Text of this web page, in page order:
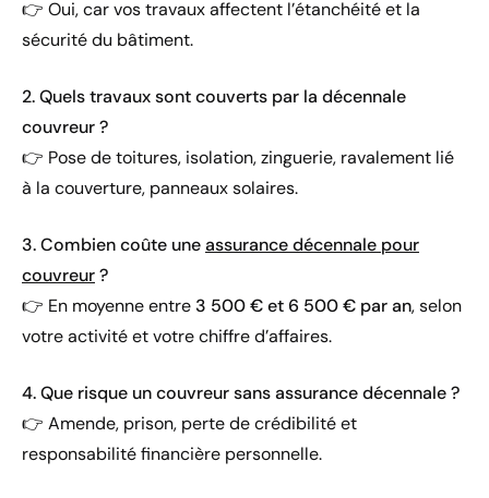
👉 Oui, car vos travaux affectent l’étanchéité et la
sécurité du bâtiment.
2. Quels travaux sont couverts par la décennale
couvreur ?
👉 Pose de toitures, isolation, zinguerie, ravalement lié
à la couverture, panneaux solaires.
3. Combien coûte uneassurance décennale pour
couvreur?
👉 En moyenne entre 3 500 € et 6 500 € par an, selon
votre activité et votre chiffre d’affaires.
4. Que risque un couvreur sans assurance décennale ?
👉 Amende, prison, perte de crédibilité et
responsabilité financière personnelle.